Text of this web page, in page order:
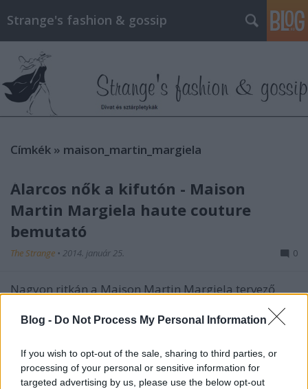
Blog - Do Not Process My Personal Information
If you wish to opt-out of the sale, sharing to third parties, or
processing of your personal or sensitive information for
targeted advertising by us, please use the below opt-out
Strange's fashion & gossip
Címkék » maison_martin_margiela
Álarcos nők a kifutón - Maison
Martin Margiela haute couture
bemutató
The Strange • 2014. január 25. 0
Nagyon ritkán a Maison Martin Margiela tervező
csoportja úgy dönt, hogy kivételesen láttatni engedi
a kifutón botorkáló lányok arcát. Hangsúlyozom, ez
külön kiemelni. Ha álarcot/harisnyát/bármilyen
maszkot kapnak a fejükre, azon…